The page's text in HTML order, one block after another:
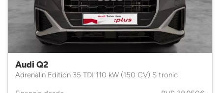
Audi Q2
Adrenalin Edition 35 TDI 110 kW (150 CV) S tronic